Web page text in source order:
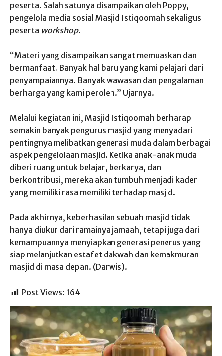
peserta. Salah satunya disampaikan oleh Poppy,
pengelola media sosial Masjid Istiqoomah sekaligus
peserta workshop.
“Materi yang disampaikan sangat memuaskan dan
bermanfaat. Banyak hal baru yang kami pelajari dari
penyampaiannya. Banyak wawasan dan pengalaman
berharga yang kami peroleh.” Ujarnya.
Melalui kegiatan ini, Masjid Istiqoomah berharap
semakin banyak pengurus masjid yang menyadari
pentingnya melibatkan generasi muda dalam berbagai
aspek pengelolaan masjid. Ketika anak-anak muda
diberi ruang untuk belajar, berkarya, dan
berkontribusi, mereka akan tumbuh menjadi kader
yang memiliki rasa memiliki terhadap masjid.
Pada akhirnya, keberhasilan sebuah masjid tidak
hanya diukur dari ramainya jamaah, tetapi juga dari
kemampuannya menyiapkan generasi penerus yang
siap melanjutkan estafet dakwah dan kemakmuran
masjid di masa depan. (Darwis).
Post Views: 164